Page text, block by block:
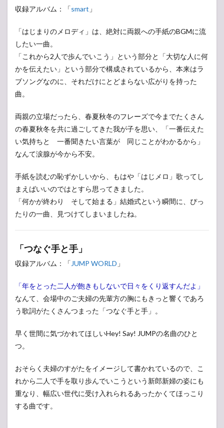
収録アルバム：「smart 」
「はじまりのメロディ」は、絶対に両親への手紙のBGMに流
したい一曲。
「これから2人で歩んでいこう」という部分と「大切な人に何
かを伝えたい」という部分で構成されているから、本来はラ
ブソングなのに、それだけにとどまらない広がりを持った
曲。
両親の立場だったら、春夏秋冬のフレーズで今までたくさん
の春夏秋冬を共に過ごしてきた我が子を思い、「一番伝えた
い気持ちと 一番聞きたい言葉が 同じことがわかるから」
なんて涙腺が今から不安。
手紙を読むの恥ずかしいから、もはや「はじメロ」歌ってし
まえばいいのではとすら思ってきました。
「何かが終わり そして始まる」結婚式という瞬間に、ぴっ
たりの一曲、見つけてしまいましたね。
「つなぐ手と手」
収録アルバム：「JUMP WORLD 」
「年をとった二人が飽きもしないで日々をくり返すんだよ」
なんて、会場中のご夫婦の先輩方の胸にもきっと響くであろ
う歌詞がたくさんつまった「つなぐ手と手」。
早く世間に気づかれてほしいHey! Say! JUMPの名曲のひと
つ。
おそらく夫婦のすがたをイメージして書かれているので、こ
れから二人で手を取り歩んでいこうという新郎新婦の姿にも
重なり、幅広い世代に受け入れられるあったかくてほっこり
する曲です。